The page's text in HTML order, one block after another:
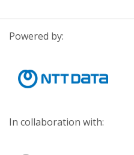
Powered by:
In collaboration with: